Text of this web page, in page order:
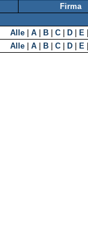
Firma
Alle A B C D E
Alle
A B C D E